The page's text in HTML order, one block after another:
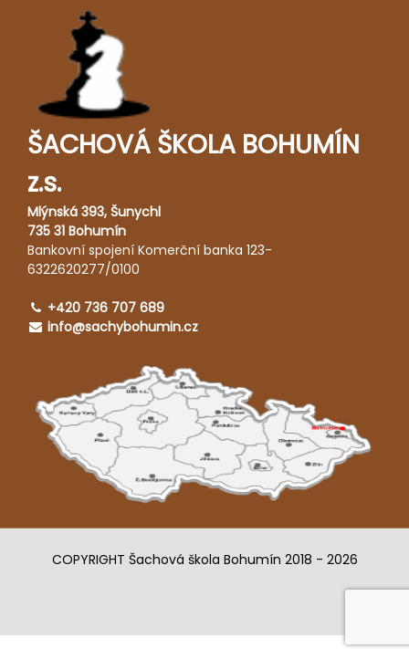
ŠACHOVÁ ŠKOLA BOHUMÍN
z.s.
Mlýnská 393, Šunychl
735 31 Bohumín
Bankovní spojení Komerční banka 123-
6322620277/0100
+420 736 707 689
info@sachybohumin.cz
COPYRIGHT Šachová škola Bohumín 2018 - 2026